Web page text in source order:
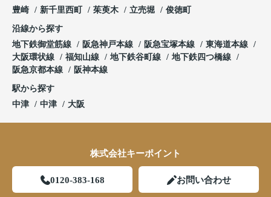
豊崎
新千里西町 茱萸木 立売堀 俊徳町
沿線から探す
地下鉄御堂筋線
阪急神戸本線 阪急宝塚本線
東海道本線
大阪環状線
福知山線 地下鉄谷町線
地下鉄四つ橋線
阪急京都本線
阪神本線
駅から探す
中津
中津 大阪
株式会社キーポイント
0120-383-168 お問い合わせ